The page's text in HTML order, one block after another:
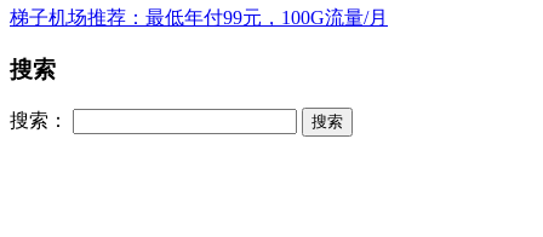
梯子机场推荐：最低年付99元，100G流量/月
搜索
搜索：